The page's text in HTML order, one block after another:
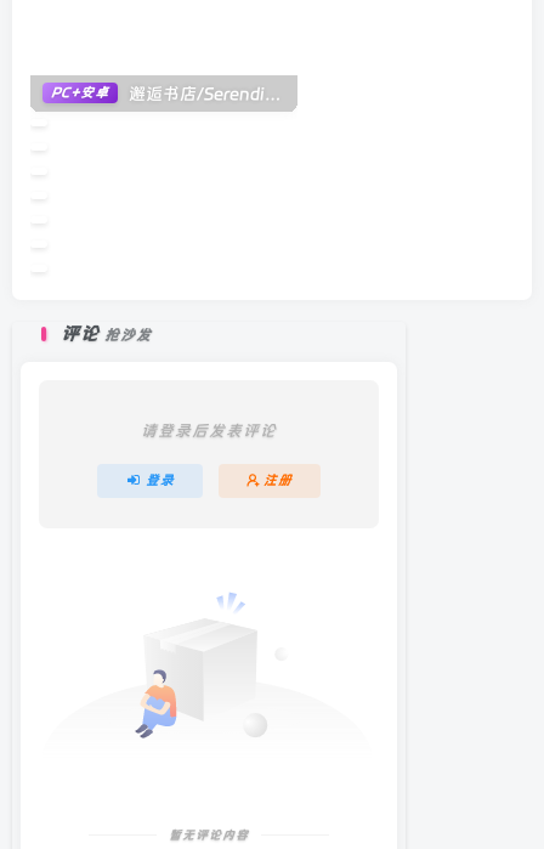
PC+安卓 邂逅书店/Serendipity Bookshop Build.21538816|休闲益智|容量315MB|官方中文版
咒术师学院/Spellcaster University v1.06|模拟经营|容量7.7GB|官方中文
评论 抢沙发
请登录后发表评论
登录 注册
暂无评论内容